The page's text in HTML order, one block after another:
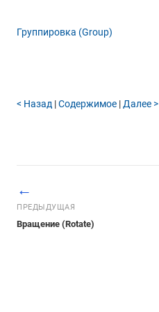
Группировка (Group)
< Назад |Содержимое |Далее >
←
ПРЕДЫДУЩАЯ
Вращение (Rotate)